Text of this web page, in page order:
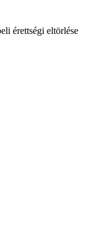
érettségi eltörlése